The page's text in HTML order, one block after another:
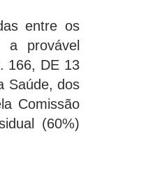
entre os
a provável
166, DE 13
Saúde, dos
Comissão
(60%)